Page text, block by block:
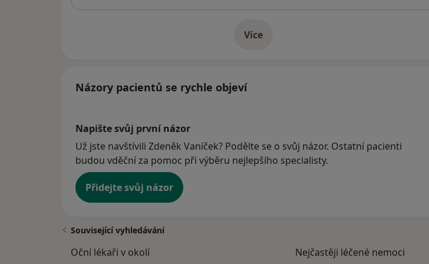
Víceo adrese
Názory pacientů se rychle objeví
Napište svůj první názor
Už jste navštívili Zdeněk Vaníček? Podělte se o svůj názor. Ostatní pacienti
budou vděční za pomoc při výběru nejlepšího specialisty.
Přidejte svůj názor
Související vyhledávání
Oční lékaři v okolí
Nejčastěji léčené nemoci